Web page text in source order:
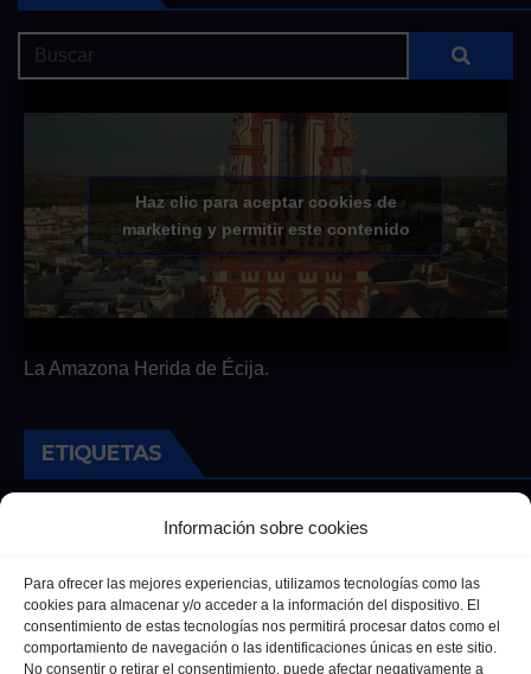
Información sobre cookies
Para ofrecer las mejores experiencias, utilizamos tecnologías como las
cookies para almacenar y/o acceder a la información del dispositivo. El
consentimiento de estas tecnologías nos permitirá procesar datos como el
comportamiento de navegación o las identificaciones únicas en este sitio.
No consentir o retirar el consentimiento, puede afectar negativamente a
Haz clic para aceptar cookies de
marketing y permitir este contenido
La Amazona Herida de Écija.
ETIQUETAS
Andalucía Cultura Deportes